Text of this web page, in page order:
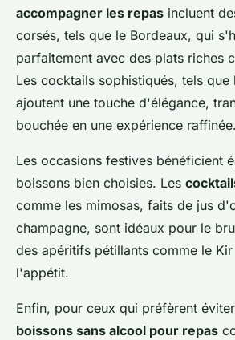
accompagner les repas incluent
corsés, tels que le Bordeaux, qui
parfaitement avec des plats riches
Les cocktails sophistiqués, tels que
ajoutent une touche d'élégance,
bouchée en une expérience raffinée.
Les occasions festives bénéficient
boissons bien choisies. Les
comme les mimosas, faits de jus
champagne, sont idéaux pour le
des apéritifs pétillants comme le
l'appétit.
Enfin, pour ceux qui préfèrent
boissons sans alcool pour repas